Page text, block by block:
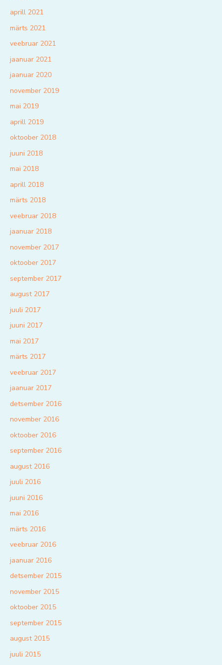
aprill 2021
märts 2021
veebruar 2021
jaanuar 2021
jaanuar 2020
november 2019
mai 2019
aprill 2019
oktoober 2018
juuni 2018
mai 2018
aprill 2018
märts 2018
veebruar 2018
jaanuar 2018
november 2017
oktoober 2017
september 2017
august 2017
juuli 2017
juuni 2017
mai 2017
märts 2017
veebruar 2017
jaanuar 2017
detsember 2016
november 2016
oktoober 2016
september 2016
august 2016
juuli 2016
juuni 2016
mai 2016
märts 2016
veebruar 2016
jaanuar 2016
detsember 2015
november 2015
oktoober 2015
september 2015
august 2015
juuli 2015